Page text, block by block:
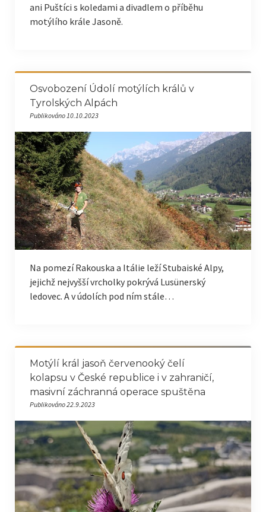
ani Puštíci s koledami a divadlem o příběhu
motýlího krále Jasoně.
Osvobození Údolí motýlích králů v
Tyrolských Alpách
Publikováno 10.10.2023
Na pomezí Rakouska a Itálie leží Stubaiské Alpy,
jejichž nejvyšší vrcholky pokrývá Lusünerský
ledovec. A v údolích pod ním stále…
Motýlí král jasoň červenooký čelí
kolapsu v České republice i v zahraničí,
masivní záchranná operace spuštěna
Publikováno 22.9.2023